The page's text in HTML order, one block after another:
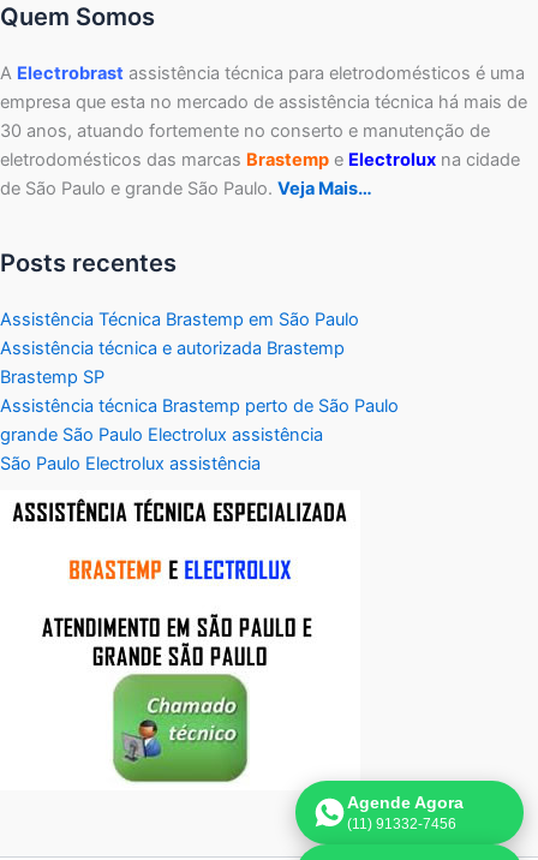
Quem Somos
A Electrobrast assistência técnica para eletrodomésticos é uma
empresa que esta no mercado de assistência técnica há mais de
30 anos, atuando fortemente no conserto e manutenção de
eletrodomésticos das marcas Brastemp e Electrolux na cidade
de São Paulo e grande São Paulo. Veja Mais…
Posts recentes
Assistência Técnica Brastemp em São Paulo
Assistência técnica e autorizada Brastemp
Brastemp SP
Assistência técnica Brastemp perto de São Paulo
grande São Paulo Electrolux assistência
São Paulo Electrolux assistência
Agende Agora
(11) 91332-7456